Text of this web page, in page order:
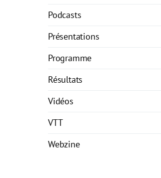
Podcasts
Présentations
Programme
Résultats
Vidéos
VTT
Webzine